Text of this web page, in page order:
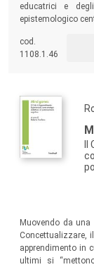
educatrici e
epistemologico
professionale.
cod.
1108.1.46
Muovendo da
Concettualizzare,
apprendimento in
ultimi si